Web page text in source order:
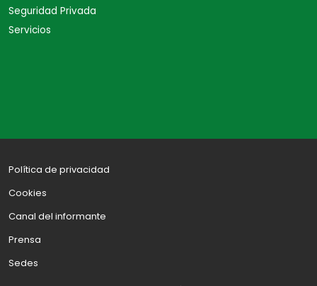
Seguridad Privada
Servicios
Política de privacidad
Cookies
Canal del informante
Prensa
Sedes